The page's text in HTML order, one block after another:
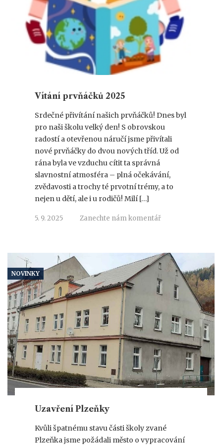
Vítání prvňáčků 2025
Srdečné přivítání našich prvňáčků! Dnes byl
pro naši školu velký den! S obrovskou
radostí a otevřenou náručí jsme přivítali
nové prvňáčky do dvou nových tříd. Už od
rána byla ve vzduchu cítit ta správná
slavnostní atmosféra – plná očekávání,
zvědavosti a trochy té prvotní trémy, a to
nejen u dětí, ale i u rodičů! Milí […]
5. 9. 2025 Zanechte nám komentář
NOVINKY
Uzavření Plzeňky
Kvůli špatnému stavu části školy zvané
Plzeňka jsme požádali město o vypracování